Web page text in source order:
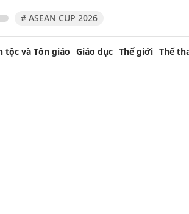
# ASEAN CUP 2026
tộc và Tôn giáo Giáo dục Thế giới Thể